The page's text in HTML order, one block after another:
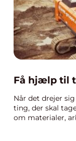
Få hjælp til
Når det drejer
ting, der skal
om materialer,